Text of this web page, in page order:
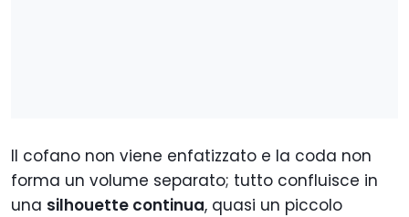
Il cofano non viene enfatizzato e la coda non
forma un volume separato; tutto confluisce in
una silhouette continua, quasi un piccolo